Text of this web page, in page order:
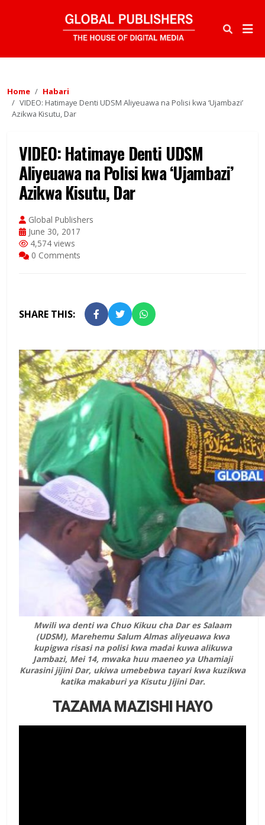
Home
Habari
VIDEO: Hatimaye Denti UDSM Aliyeuawa na Polisi kwa ‘Ujambazi’
Azikwa Kisutu, Dar
VIDEO: Hatimaye Denti UDSM
Aliyeuawa na Polisi kwa ‘Ujambazi’
Azikwa Kisutu, Dar
Global Publishers
June 30, 2017
4,574 views
0 Comments
SHARE THIS:
Mwili wa denti wa Chuo Kikuu cha Dar es Salaam
(UDSM), Marehemu Salum Almas aliyeuawa kwa
kupigwa risasi na polisi kwa madai kuwa alikuwa
Jambazi, Mei 14, mwaka huu maeneo ya Uhamiaji
Kurasini jijini Dar, ukiwa umebebwa tayari kwa kuzikwa
katika makaburi ya Kisutu Jijini Dar.
TAZAMA MAZISHI HAYO